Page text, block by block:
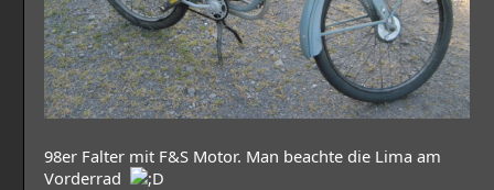
98er Falter mit F&S Motor. Man beachte die Lima am
Vorderrad